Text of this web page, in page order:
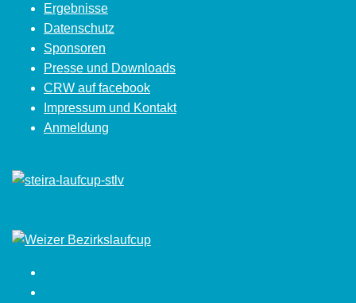
Ergebnisse
Datenschutz
Sponsoren
Presse und Downloads
CRW auf facebook
Impressum und Kontakt
Anmeldung